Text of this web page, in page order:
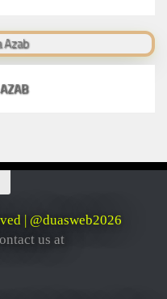
| @duasweb2026
us at